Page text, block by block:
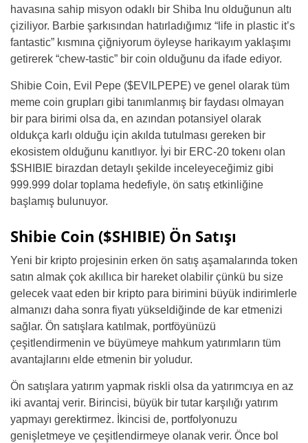
havasına sahip misyon odaklı bir Shiba Inu olduğunun altı
çiziliyor. Barbie şarkısından hatırladığımız “life in plastic it’s
fantastic” kısmına çiğniyorum öyleyse harikayım yaklaşımı
getirerek “chew-tastic” bir coin olduğunu da ifade ediyor.
Shibie Coin, Evil Pepe ($EVILPEPE) ve genel olarak tüm
meme coin grupları gibi tanımlanmış bir faydası olmayan
bir para birimi olsa da, en azından potansiyel olarak
oldukça karlı olduğu için akılda tutulması gereken bir
ekosistem olduğunu kanıtlıyor. İyi bir ERC-20 tokenı olan
$SHIBIE birazdan detaylı şekilde inceleyeceğimiz gibi
999.999 dolar toplama hedefiyle, ön satış etkinliğine
başlamış bulunuyor.
Shibie Coin ($SHIBIE) Ön Satışı
Yeni bir kripto projesinin erken ön satış aşamalarında token
satın almak çok akıllıca bir hareket olabilir çünkü bu size
gelecek vaat eden bir kripto para birimini büyük indirimlerle
almanızı daha sonra fiyatı yükseldiğinde de kar etmenizi
sağlar. Ön satışlara katılmak, portföyünüzü
çeşitlendirmenin ve büyümeye mahkum yatırımların tüm
avantajlarını elde etmenin bir yoludur.
Ön satışlara yatırım yapmak riskli olsa da yatırımcıya en az
iki avantaj verir. Birincisi, büyük bir tutar karşılığı yatırım
yapmayı gerektirmez. İkincisi de, portfolyonuzu
genişletmeye ve çeşitlendirmeye olanak verir. Önce bol